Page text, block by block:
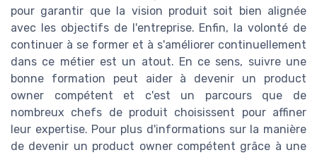
pour garantir que la vision produit soit bien alignée
avec les objectifs de l'entreprise. Enfin, la volonté de
continuer à se former et à s'améliorer continuellement
dans ce métier est un atout. En ce sens, suivre une
bonne formation peut aider à devenir un product
owner compétent et c'est un parcours que de
nombreux chefs de produit choisissent pour affiner
leur expertise. Pour plus d'informations sur la manière
de devenir un product owner compétent grâce à une